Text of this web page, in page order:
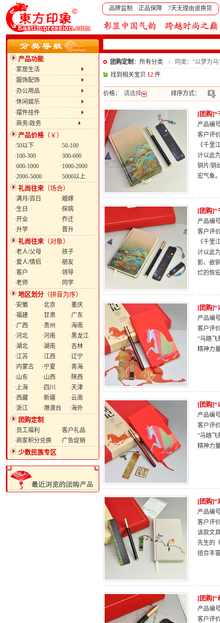
品牌监制 正品保障 7天无理由退换货
产品功能
·家居生活
·服饰配饰
·办公用品
·休闲娱乐
·摆件挂件
·商务/政务
产品价格（￥）
·50以下
·50-100
·100-300
·300-600
·600-1000
·1000-2000
·2000-5000
·5000以上
礼尚往来 （场合）
·满月/百日
·婚嫁
·生日
·探病
·开业
·乔迁
·升学
·晋升
礼尚往来 （对象）
·老人/父母
·孩子
·爱人/情侣
·朋友
·客户
·领导
·老师
·同学
地区划分 （拼音为序）
·安徽 ·北京
·重庆
·福建
·甘肃
·广东
·广西
·贵州
·海南
·河北
·河南
·黑龙江
·湖北
·湖南
·吉林
·江苏
·江西
·辽宁
·内蒙古
·宁夏
·青海
·山东
·山西
·陕西
·上海
·四川
·天津
·西藏
·新疆
·云南
·浙江
·港澳台 ·海外
团购定制
·员工福利
·客户礼品
·商家积分兑换
·广告促销
少数民族专区
团购定制 ：所有分类
同类：“以梦为
找到相关宝贝 12 件
价格： 请选择 排序方式：
[团购]“
产品编
客户评
《千里
计以此
铜片/铜
宏气象
[团购]“
产品编
客户评
《千里
计以此
影、嵌
烂的恢
[团购]“
产品编
客户评
“马踏飞
精神力
[团购]“
产品编
客户评
“马踏飞
精神力
[团购]“
产品编
客户评
该款文
先生的
组合丰
[团购]“
产品编
客户评